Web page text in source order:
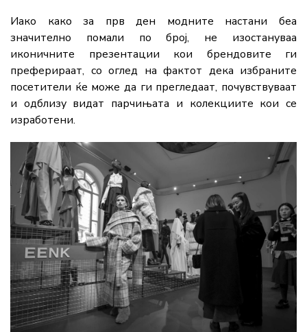
Иако како за прв ден модните настани беа
значително помали по број, не изостануваа
иконичните презентации кои брендовите ги
преферираат, со оглед на фактот дека избраните
посетители ќе може да ги прегледаат, почувствуваат
и одблизу видат парчињата и колекциите кои се
изработени.